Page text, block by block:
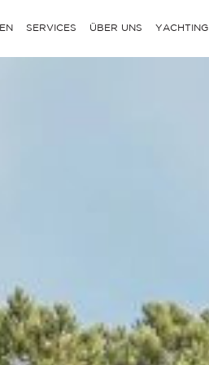
SERVICES ÜBER UNS YACHTING